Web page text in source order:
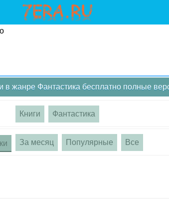
в жанре Фантастика бесплатно полные
Книги Фантастика
За месяц Популярные Все